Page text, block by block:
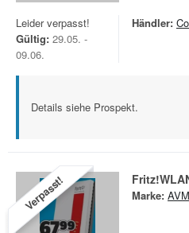
Leider verpasst!
Gültig: 29.05. -
09.06.
Händler:
Details siehe Prospekt.
Verpasst! Marke: AVM